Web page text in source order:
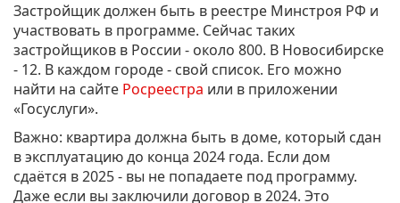
Застройщик должен быть в реестре Минстроя РФ и
участвовать в программе. Сейчас таких
застройщиков в России - около 800. В Новосибирске
- 12. В каждом городе - свой список. Его можно
найти на сайте Росреестра или в приложении
«Госуслуги».
Важно: квартира должна быть в доме, который сдан
в эксплуатацию до конца 2024 года. Если дом
сдаётся в 2025 - вы не попадаете под программу.
Даже если вы заключили договор в 2024. Это